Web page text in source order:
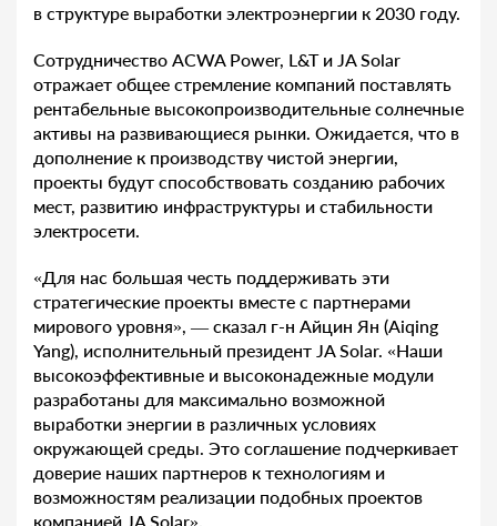
в структуре выработки электроэнергии к 2030 году.
Сотрудничество ACWA Power, L&T и JA Solar
отражает общее стремление компаний поставлять
рентабельные высокопроизводительные солнечные
активы на развивающиеся рынки. Ожидается, что в
дополнение к производству чистой энергии,
проекты будут способствовать созданию рабочих
мест, развитию инфраструктуры и стабильности
электросети.
«Для нас большая честь поддерживать эти
стратегические проекты вместе с партнерами
мирового уровня», — сказал г-н Айцин Ян (Aiqing
Yang), исполнительный президент JA Solar. «Наши
высокоэффективные и высоконадежные модули
разработаны для максимально возможной
выработки энергии в различных условиях
окружающей среды. Это соглашение подчеркивает
доверие наших партнеров к технологиям и
возможностям реализации подобных проектов
компанией JA Solar».